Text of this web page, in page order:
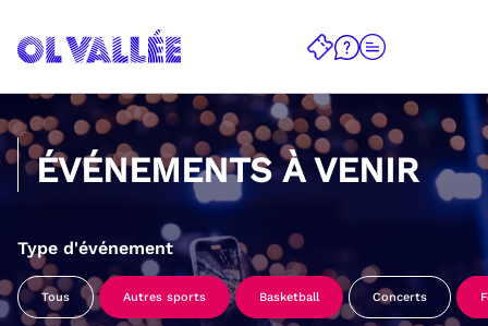
ÉVÉNEMENTS À VENIR
Type d'événement
Tous Autres sports Basketball Concerts